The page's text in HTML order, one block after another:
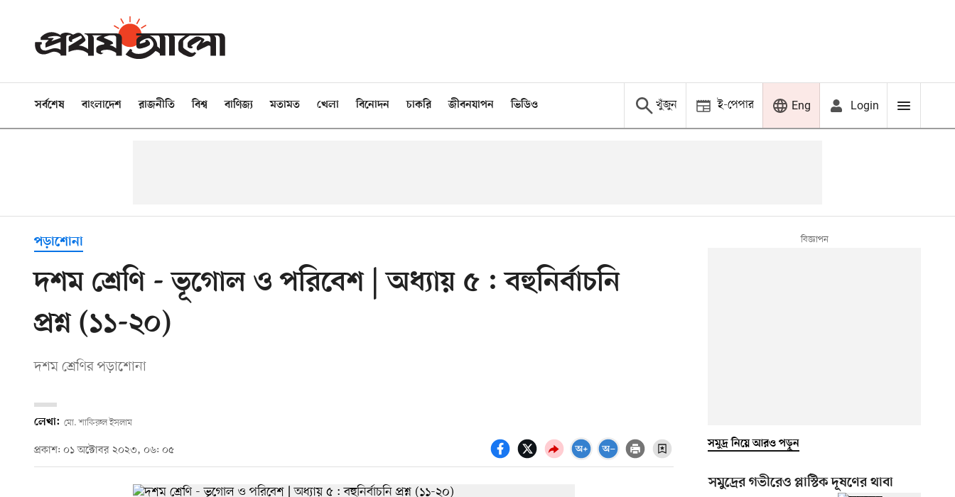
সর্বশেষ বাংলাদেশ রাজনীতি বিশ্ব বাণিজ্য মতামত খেলা বিনোদন চাকরি জীবনযাপন ভিডিও খুঁজুন ই-পেপার Eng Login
পড়াশোনা
দশম শ্রেণি - ভূগোল ও পরিবেশ | অধ্যায় ৫ : বহুনির্বাচনি
প্রশ্ন (১১-২০)
দশম শ্রেণির পড়াশোনা
লেখা: মো. শাকিরুল ইসলাম
প্রকাশ: ০১ অক্টোবর ২০২৩, ০৬: ০৫
সমুদ্র নিয়ে আরও পড়ুন
সমুদ্রের গভীরেও প্লাস্টিক দূষণের থাবা